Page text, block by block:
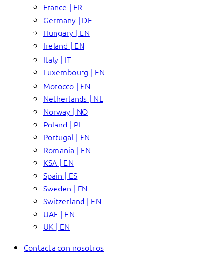
France | FR
Germany | DE
Hungary | EN
Ireland | EN
Italy | IT
Luxembourg | EN
Morocco | EN
Netherlands | NL
Norway | NO
Poland | PL
Portugal | EN
Romania | EN
KSA | EN
Spain | ES
Sweden | EN
Switzerland | EN
UAE | EN
UK | EN
Contacta con nosotros